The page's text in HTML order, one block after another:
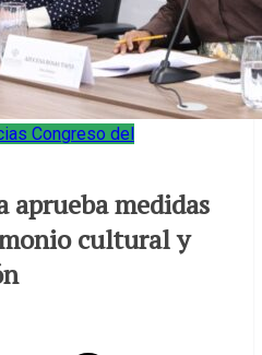
Congreso del
aprueba medidas
cultural y